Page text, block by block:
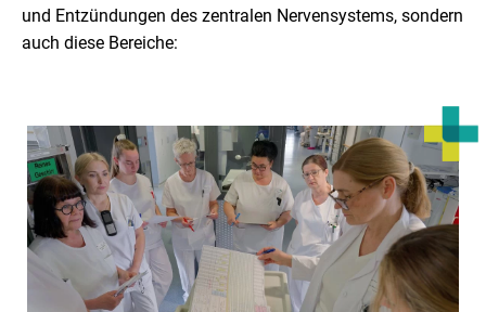
und Entzündungen des zentralen Nervensystems, sondern
auch diese Bereiche: